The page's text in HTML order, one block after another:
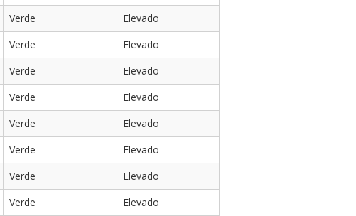
Verde
Elevado
Verde
Elevado
Verde
Elevado
Verde
Elevado
Verde
Elevado
Verde
Elevado
Verde
Elevado
Verde
Elevado